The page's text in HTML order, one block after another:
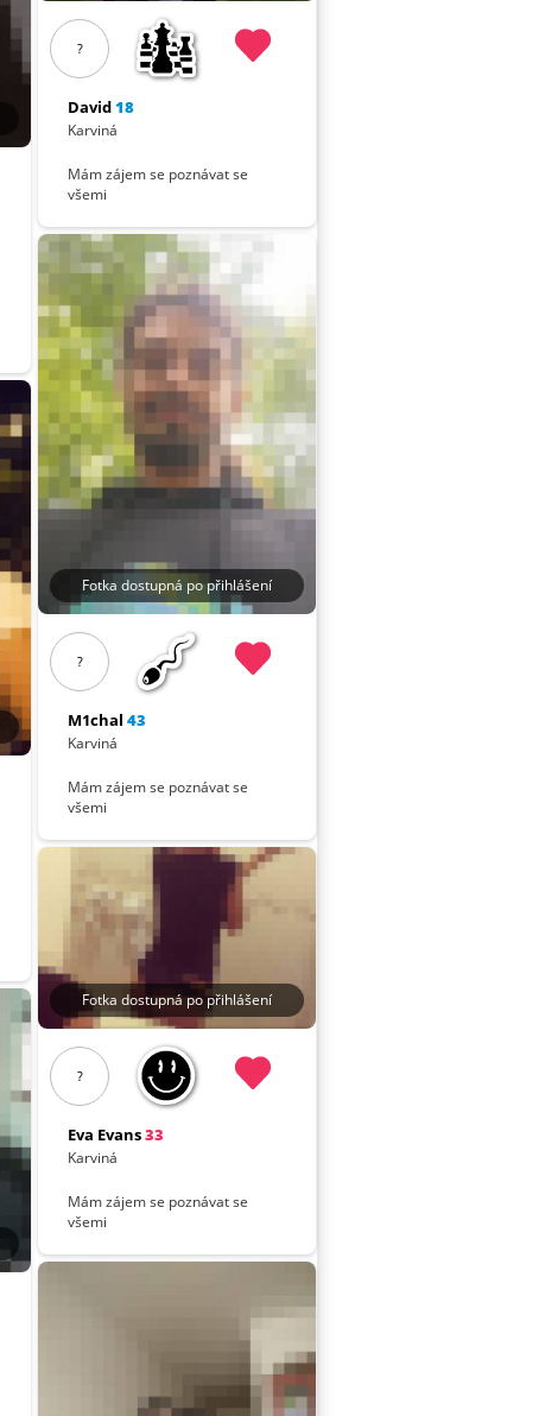
?
David18
Karviná
Mám zájem se poznávat se
všemi
Fotka dostupná po přihlášení
?
M1chal 43
Karviná
Mám zájem se poznávat se
všemi
Fotka dostupná po přihlášení
?
Eva Evans33
Karviná
Mám zájem se poznávat se
všemi